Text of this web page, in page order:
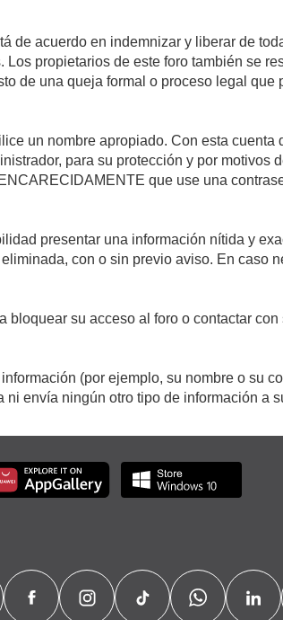
de acuerdo en indemnizar y liberar de
propietarios de este foro también se
de una queja formal o proceso legal que
un nombre apropiado. Con esta cuenta
para su protección y por motivos
que use una
presentar una información nítida y
con o sin previo aviso. En caso
su acceso al foro o contactar
(por ejemplo, su nombre o su
envía ningún otro tipo de información a